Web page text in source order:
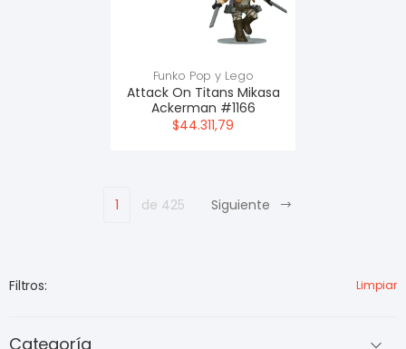
Funko Pop y Lego
Attack On Titans Mikasa
Ackerman #1166
$44.311,79
1 de 425 Siguiente
Filtros: Limpiar
Categoría